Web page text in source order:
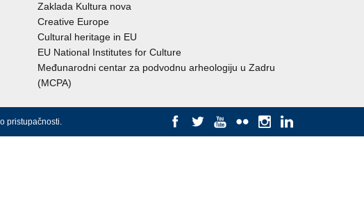
Zaklada Kultura nova
Creative Europe
Cultural heritage in EU
EU National Institutes for Culture
Međunarodni centar za podvodnu arheologiju u Zadru
(MCPA)
pristupačnosti.